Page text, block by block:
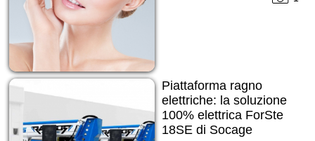
Piattaforma ragno
elettriche: la soluzione
100% elettrica ForSte
18SE di Socage